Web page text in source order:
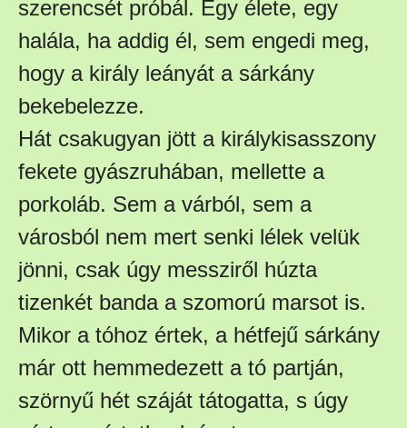
szerencsét próbál. Egy élete, egy
halála, ha addig él, sem engedi meg,
hogy a király leányát a sárkány
bekebelezze.
Hát csakugyan jött a királykisasszony
fekete gyászruhában, mellette a
porkoláb. Sem a várból, sem a
városból nem mert senki lélek velük
jönni, csak úgy messziről húzta
tizenkét banda a szomorú marsot is.
Mikor a tóhoz értek, a hétfejű sárkány
már ott hemmedezett a tó partján,
szörnyű hét száját tátogatta, s úgy